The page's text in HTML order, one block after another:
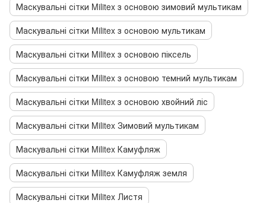
Маскувальні сітки Militex з основою зимовий мультикам
Маскувальні сітки Militex з основою мультикам
Маскувальні сітки Militex з основою піксель
Маскувальні сітки Militex з основою темний мультикам
Маскувальні сітки Militex з основою хвойний ліс
Маскувальні сітки Militex Зимовий мультикам
Маскувальні сітки Militex Камуфляж
Маскувальні сітки Militex Камуфляж земля
Маскувальні сітки Militex Листя